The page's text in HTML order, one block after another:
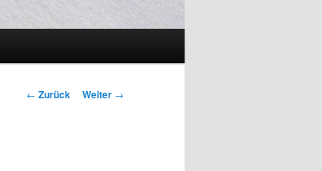
Beitrags-
← Zurück Weiter →